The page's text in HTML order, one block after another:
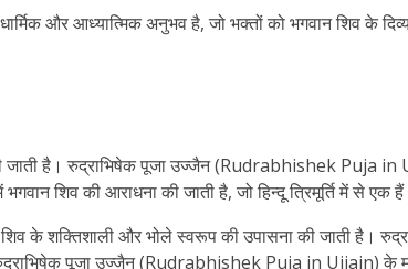
और आध्यात्मिक अनुभव है, जो भक्तों को भगवान शिव के
की जाती है। रुद्राभिषेक पूजा उज्जैन (Rudrabhishek Puja
शिव की आराधना की जाती है, जो हिन्दू त्रिमूर्ति में से एक
के शक्तिशाली और भोले स्वरूप की उपासना की जाती है।
पूजा उज्जैन (Rudrabhishek Puja in Ujjain) के